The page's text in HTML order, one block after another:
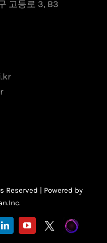
고등로 3, B3
Reserved | Powered by
LinkedInYouTube
X Ghost